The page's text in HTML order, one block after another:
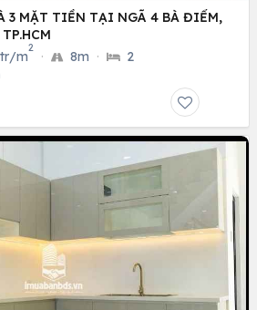
3 MẶT TIỀN TẠI NGÃ 4 BÀ ĐIỂM,
m
2
· 8m · 2